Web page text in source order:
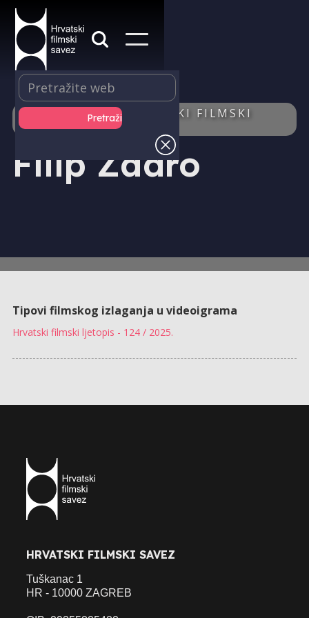
IZDAVAŠTVO - HRVATSKI FILMSKI
LJETOPIS - AUTOR/ICA
Filip Zadro
Tipovi filmskog izlaganja u videoigrama
Hrvatski filmski ljetopis - 124 / 2025.
HRVATSKI FILMSKI SAVEZ
Tuškanac 1
HR - 10000 ZAGREB